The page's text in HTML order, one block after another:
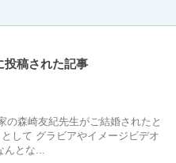
投稿された記事
の森崎友紀先生がご結婚されたと
して グラビアやイメージビデオ
とな...